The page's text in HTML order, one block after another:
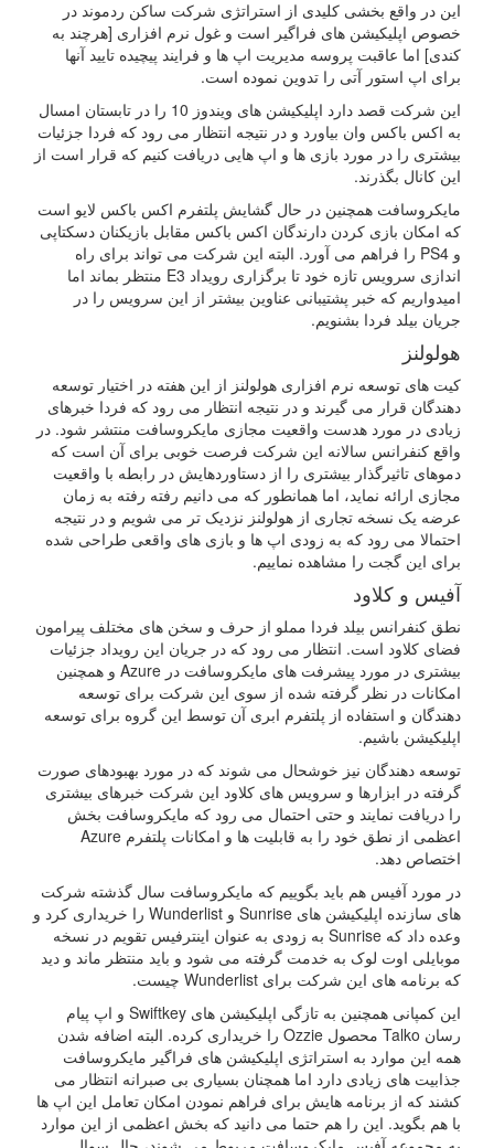
این در واقع بخشی کلیدی از استراتژی شرکت ساکن ردموند در
خصوص اپلیکیشن های فراگیر است و غول نرم افزاری [هرچند به
کندی] اما عاقبت پروسه مدیریت اپ ها و فرایند پیچیده تایید آنها
برای اپ استور آتی را تدوین نموده است.
این شرکت قصد دارد اپلیکیشن های ویندوز 10 را در تابستان امسال
به اکس باکس وان بیاورد و در نتیجه انتظار می رود که فردا جزئیات
بیشتری را در مورد بازی ها و اپ هایی دریافت کنیم که قرار است از
این کانال بگذرند.
مایکروسافت همچنین در حال گشایش پلتفرم اکس باکس لایو است
که امکان بازی کردن دارندگان اکس باکس مقابل بازیکنان دسکتاپی
و PS4 را فراهم می آورد. البته این شرکت می تواند برای راه
اندازی سرویس تازه خود تا برگزاری رویداد E3 منتظر بماند اما
امیدواریم که خبر پشتیبانی عناوین بیشتر از این سرویس را در
جریان بیلد فردا بشنویم.
هولولنز
کیت های توسعه نرم افزاری هولولنز از این هفته در اختیار توسعه
دهندگان قرار می گیرند و در نتیجه انتظار می رود که فردا خبرهای
زیادی در مورد هدست واقعیت مجازی مایکروسافت منتشر شود. در
واقع کنفرانس سالانه این شرکت فرصت خوبی برای آن است که
دموهای تاثیرگذار بیشتری را از دستاوردهایش در رابطه با واقعیت
مجازی ارائه نماید، اما همانطور که می دانیم رفته رفته به زمان
عرضه یک نسخه تجاری از هولولنز نزدیک تر می شویم و در نتیجه
احتمالا می رود که به زودی اپ ها و بازی های واقعی طراحی شده
برای این گجت را مشاهده نماییم.
آفیس و کلاود
نطق کنفرانس بیلد فردا مملو از حرف و سخن های مختلف پیرامون
فضای کلاود است. انتظار می رود که در جریان این رویداد جزئیات
بیشتری در مورد پیشرفت های مایکروسافت در Azure و همچنین
امکانات در نظر گرفته شده از سوی این شرکت برای توسعه
دهندگان و استفاده از پلتفرم ابری آن توسط این گروه برای توسعه
اپلیکیشن باشیم.
توسعه دهندگان نیز خوشحال می شوند که در مورد بهبودهای صورت
گرفته در ابزارها و سرویس های کلاود این شرکت خبرهای بیشتری
را دریافت نمایند و حتی احتمال می رود که مایکروسافت بخش
اعظمی از نطق خود را به قابلیت ها و امکانات پلتفرم Azure
اختصاص دهد.
در مورد آفیس هم باید بگوییم که مایکروسافت سال گذشته شرکت
های سازنده اپلیکیشن های Sunrise و Wunderlist را خریداری کرد و
وعده داد که Sunrise به زودی به عنوان اینترفیس تقویم در نسخه
موبایلی اوت لوک به خدمت گرفته می شود و باید منتظر ماند و دید
که برنامه های این شرکت برای Wunderlist چیست.
این کمپانی همچنین به تازگی اپلیکیشن های Swiftkey و اپ پیام
رسان Talko محصول Ozzie را خریداری کرده. البته اضافه شدن
همه این موارد به استراتژی اپلیکیشن های فراگیر مایکروسافت
جذابیت های زیادی دارد اما همچنان بسیاری بی صبرانه انتظار می
کشند که از برنامه هایش برای فراهم نمودن امکان تعامل این اپ ها
با هم بگوید. این را هم حتما می دانید که بخش اعظمی از این موارد